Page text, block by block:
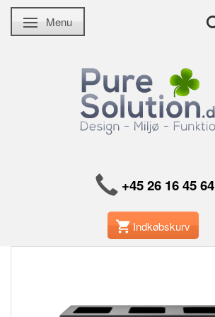
Skifte navigation
Menu
+45 26 16 45 64
Indkøbskurv